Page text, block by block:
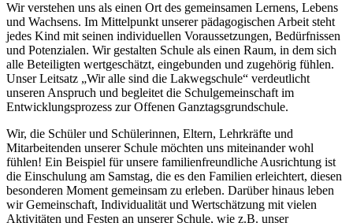
Wir verstehen uns als einen Ort des gemeinsamen Lernens, Lebens
und Wachsens. Im Mittelpunkt unserer pädagogischen Arbeit steht
jedes Kind mit seinen individuellen Voraussetzungen, Bedürfnissen
und Potenzialen. Wir gestalten Schule als einen Raum, in dem sich
alle Beteiligten wertgeschätzt, eingebunden und zugehörig fühlen.
Unser Leitsatz „Wir alle sind die Lakwegschule“ verdeutlicht
unseren Anspruch und begleitet die Schulgemeinschaft im
Entwicklungsprozess zur Offenen Ganztagsgrundschule.
Wir, die Schüler und Schülerinnen, Eltern, Lehrkräfte und
Mitarbeitenden unserer Schule möchten uns miteinander wohl
fühlen! Ein Beispiel für unsere familienfreundliche Ausrichtung ist
die Einschulung am Samstag, die es den Familien erleichtert, diesen
besonderen Moment gemeinsam zu erleben. Darüber hinaus leben
wir Gemeinschaft, Individualität und Wertschätzung mit vielen
Aktivitäten und Festen an unserer Schule, wie z.B. unser